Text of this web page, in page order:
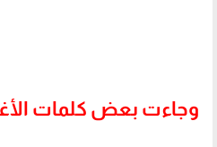
وجاءت بعض كلمات